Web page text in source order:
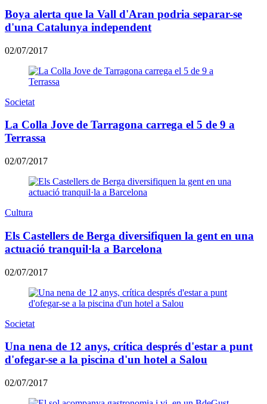
Boya alerta que la Vall d'Aran podria separar-se
d'una Catalunya independent
02/07/2017
Societat
La Colla Jove de Tarragona carrega el 5 de 9 a
Terrassa
02/07/2017
Cultura
Els Castellers de Berga diversifiquen la gent en una
actuació tranquil·la a Barcelona
02/07/2017
Societat
Una nena de 12 anys, crítica després d'estar a punt
d'ofegar-se a la piscina d'un hotel a Salou
02/07/2017